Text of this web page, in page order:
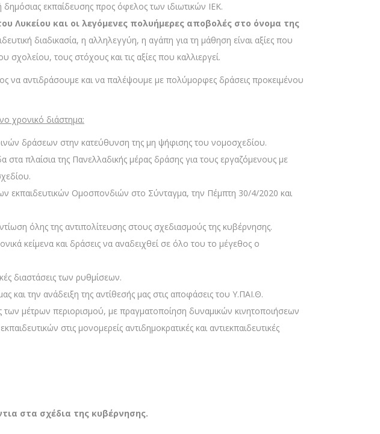
εκπαίδευσης προς όφελος των ιδιωτικών ΙΕΚ.
Λυκείου και οι λεγόμενες πολυήμερες αποβολές στο όνομα της
διαδικασία, η αλληλεγγύη, η αγάπη για τη μάθηση είναι αξίες που
τους στόχους και τις αξίες που καλλιεργεί.
να αντιδράσουμε και να παλέψουμε με πολύμορφες δράσεις προκειμένου
χρονικό διάστημα:
δράσεων στην κατεύθυνση της μη ψήφισης του νομοσχεδίου.
πλαίσια της Πανελλαδικής μέρας δράσης για τους εργαζόμενους με
εκπαιδευτικών Ομοσπονδιών στο Σύνταγμα, την Πέμπτη 30/4/2020 και
όλης της αντιπολίτευσης στους σχεδιασμούς της κυβέρνησης.
κείμενα και δράσεις να αναδειχθεί σε όλο του το μέγεθος ο
διαστάσεις των ρυθμίσεων.
την ανάδειξη της αντίθεσής μας στις αποφάσεις του Υ.ΠΑΙ.Θ.
μέτρων περιορισμού, με πραγματοποίηση δυναμικών κινητοποιήσεων
στις μονομερείς αντιδημοκρατικές και αντιεκπαιδευτικές
στα σχέδια της κυβέρνησης.